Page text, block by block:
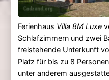
Ferienhaus Villa 8M Luxe
Schlafzimmern und zwei
freistehende Unterkunft
Platz für bis zu 8
unter anderem